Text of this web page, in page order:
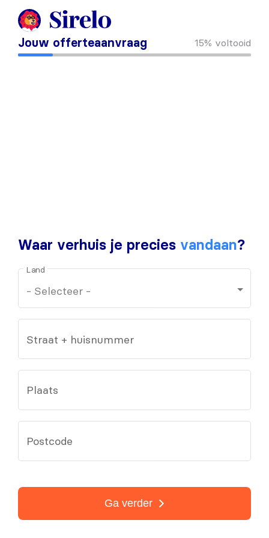
Jouw offerteaanvraag 15% voltooid
Waar verhuis je precies vandaan?
Land
Straat + huisnummer
Plaats
Postcode
Ga verder